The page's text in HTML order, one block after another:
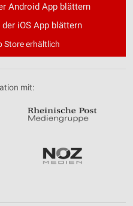
Android App blättern
iOS App blättern
Store erhältlich
mit: